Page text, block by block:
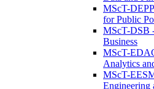
MScT-
for Public
MScT-DSB
Business
MScT-
Analytics
MScT-
Engineering